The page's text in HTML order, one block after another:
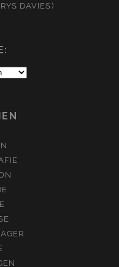
DAVIES)